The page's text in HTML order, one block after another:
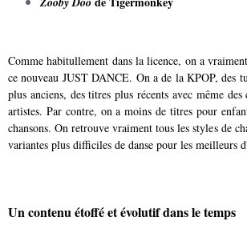
Comme habitullement dans la licence, on a
ce nouveau JUST DANCE. On a de la KPOP, des
plus anciens, des titres plus récents avec même
artistes. Par contre, on a moins de titres pour
chansons. On retrouve vraiment tous les styles de
variantes plus difficiles de danse pour les meilleurs
Un contenu étoffé et évolutif dans le temps